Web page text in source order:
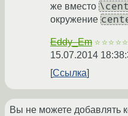
же вместо
окружение
Eddy_Em ☆☆☆☆☆
15.07.2014
Ссылка
Вы не можете добавлять